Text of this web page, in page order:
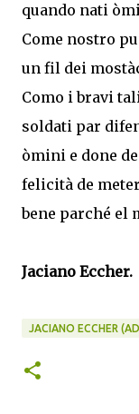
quando nati
Come nostro
un fil dei
Como i bravi
soldati par
òmini e done
felicità de
bene parché el
Jaciano Eccher.
JACIANO ECCHER